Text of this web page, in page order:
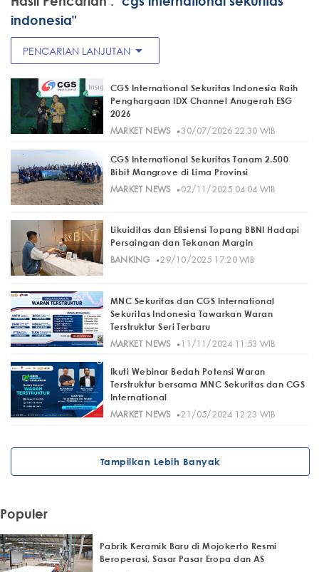
indonesia"
PENCARIAN LANJUTAN arrow_drop_down
CGS International Sekuritas Indonesia Raih
Penghargaan IDX Channel Anugerah ESG
2026
MARKET NEWS· 30/07/2026 22:30 WIB
CGS International Sekuritas Tanam 2.500
Bibit Mangrove di Lima Provinsi
MARKET NEWS· 02/11/2025 04:04 WIB
Likuiditas dan Efisiensi Topang BBNI Hadapi
Persaingan dan Tekanan Margin
BANKING· 29/10/2025 17:20 WIB
MNC Sekuritas dan CGS International
Sekuritas Indonesia Tawarkan Waran
Terstruktur Seri Terbaru
MARKET NEWS· 11/11/2024 11:53 WIB
Ikuti Webinar Bedah Potensi Waran
Terstruktur bersama MNC Sekuritas dan CGS
International
MARKET NEWS· 21/05/2024 12:23 WIB
Tampilkan Lebih Banyak
Populer
Pabrik Keramik Baru di Mojokerto Resmi
Beroperasi, Sasar Pasar Eropa dan AS